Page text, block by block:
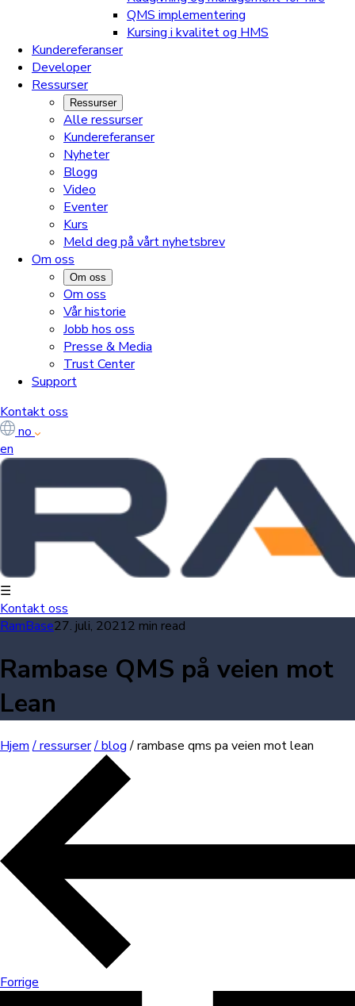
QMS implementering
Kursing i kvalitet og HMS
Kundereferanser
Developer
Ressurser
Ressurser
Alle ressurser
Kundereferanser
Nyheter
Blogg
Video
Eventer
Kurs
Meld deg på vårt nyhetsbrev
Om oss
Om oss
Om oss
Vår historie
Jobb hos oss
Presse & Media
Trust Center
Support
Kontakt oss
no
en
☰
Kontakt oss
RamBase27. juli, 20212 min read
Rambase QMS på veien mot
Lean
Hjem / ressurser/ blog/ rambase qms pa veien mot lean
Forrige